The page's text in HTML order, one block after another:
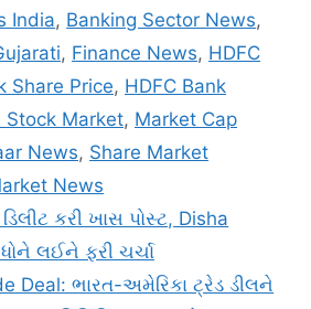
India, Banking Sector News,
, Finance News, HDFC
Share Price, HDFC Bank
Stock Market, Market Cap
News, Share Market
News
કરી ખાસ પોસ્ટ, Disha
લઈને ફરી ચર્ચા
Deal: ભારત-અમેરિકા ટ્રેડ ડીલને